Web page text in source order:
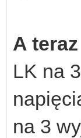
A
LK na
na 3